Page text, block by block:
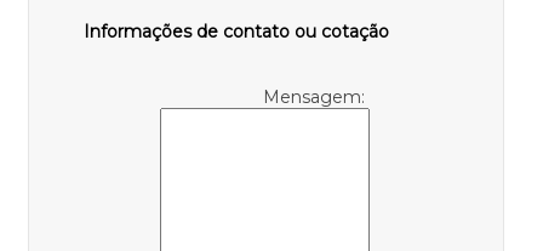
Informações de contato ou cotação
Mensagem: